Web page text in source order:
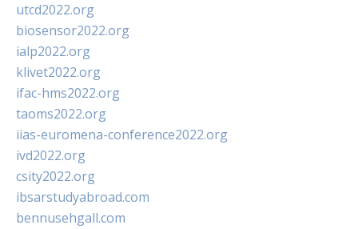
utcd2022.org
biosensor2022.org
ialp2022.org
klivet2022.org
ifac-hms2022.org
taoms2022.org
iias-euromena-conference2022.org
ivd2022.org
csity2022.org
ibsarstudyabroad.com
bennusehgall.com